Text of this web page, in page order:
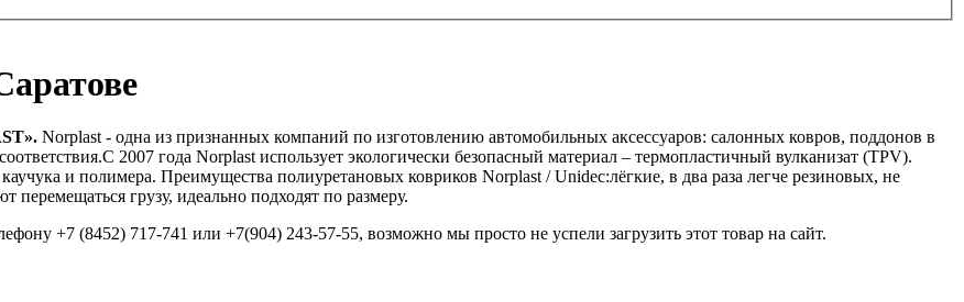
Norplast - одна из признанных компаний по изготовлению автомобильных аксессуаров: салонных ковров, поддонов в
2007 года Norplast использует экологически безопасный материал – термопластичный вулканизат (TPV).
и полимера. Преимущества полиуретановых ковриков Norplast / Unidec:лёгкие, в два раза легче резиновых, не
перемещаться грузу, идеально подходят по размеру.
+7 (8452) 717-741 или +7(904) 243-57-55, возможно мы просто не успели загрузить этот товар на сайт.